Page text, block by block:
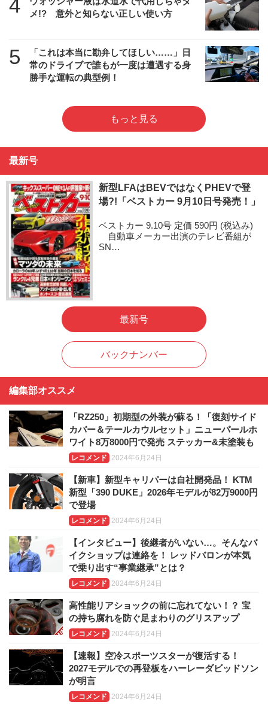
4
メ!? 意外と知らない正しい使い方
5
「これは本当に勘弁してほしい……」日
常のドライブで誰もが一度は遭遇する身
勝手な運転の典型例！
もっと見る
最新号
新型LFAはBEVではなくPHEVで登
場?!「ベストカー 9月10日号発売！」
ベストカー 9.10号 定価 590円 (税込み)
自動車メーカー出演のテレビ番組が
SN…
最新号
バックナンバー
編集部オススメ
「RZ250」初期型の外装が蘇る！「復刻サイド
カバー＆テールカウルセット」ニューパールホ
ワイト8万8000円で発売 ステッカー&未塗装も
レコメンド 2024年6月24日
【新車】新型キャリパーは自社開発品！ KTM
新型「390 DUKE」2026年モデルが82万9000円
で登場
レコメンド 2024年6月24日
【インタビュー】後継者がいない…。そんなバ
イクショップは連絡を！ レッドバロンが本気
で乗り出す“事業継承”とは？
レコメンド 2024年6月24日
高性能リアショックの前に忘れてない！？ 宝
の持ち腐れを防ぐ足まわりのグリスアップ
レコメンド 2024年6月24日
【速報】空冷スポーツスターが復活する！
2027モデルでの再登板をハーレーダビッドソン
が明言
レコメンド 2024年6月24日